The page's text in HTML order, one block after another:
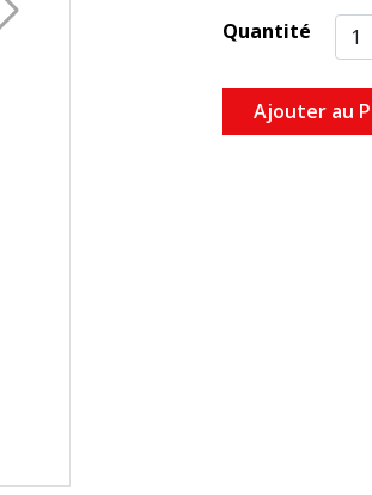
Quantité
Ajouter au